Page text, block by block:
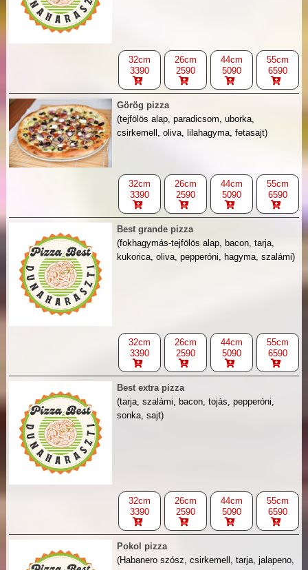
32cm
3390
26cm
2590
44cm
5090
55cm
6590
Görög pizza
(tejfölös alap, paradicsom, uborka,
csirkemell, oliva, lilahagyma, fetasajt)
32cm
3390
26cm
2590
44cm
5090
55cm
6590
Best grande pizza
(fokhagymás-tejfölös alap, bacon, tarja,
kukorica, oliva, pepperóni, hagyma, szalámi)
32cm
3390
26cm
2590
44cm
5090
55cm
6590
Best extra pizza
(tarja, szalámi, bacon, tojás, pepperóni,
sonka, sajt)
32cm
3390
26cm
2590
44cm
5090
55cm
6590
Pokol pizza
(Habanero szósz, csirkemell, tarja, jalapeno,